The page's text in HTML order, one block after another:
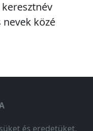
nevek közé
és eredetüket,